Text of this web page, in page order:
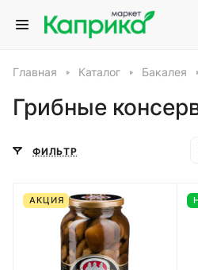
Главная Каталог Бакалея
Грибные
ФИЛЬТР
АКЦИЯ